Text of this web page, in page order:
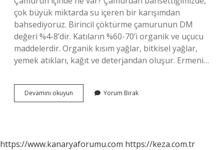
çok büyük miktarda su içeren bir karışımdan
bahsediyoruz. Birincil çöktürme çamurunun DM
değeri %4-8’dir. Katıların %60-70’i organik ve uçucu
maddelerdir. Organik kısım yağlar, bitkisel yağlar,
yemek atıkları, kağıt ve deterjandan oluşur. Ermeni…
Devamını okuyun
Çamuru
Yorum Bırak
https://www.kanaryaforumu.com https://keza.com.tr